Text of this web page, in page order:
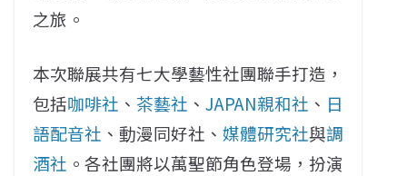
之旅。
本次聯展共有七大學藝性社團聯手打造，
包括咖啡社 、 茶藝社 、 JAPAN親和社 、 日
語配音社 、動漫同好社、 媒體研究社與調
酒社 。各社團將以萬聖節角色登場，扮演